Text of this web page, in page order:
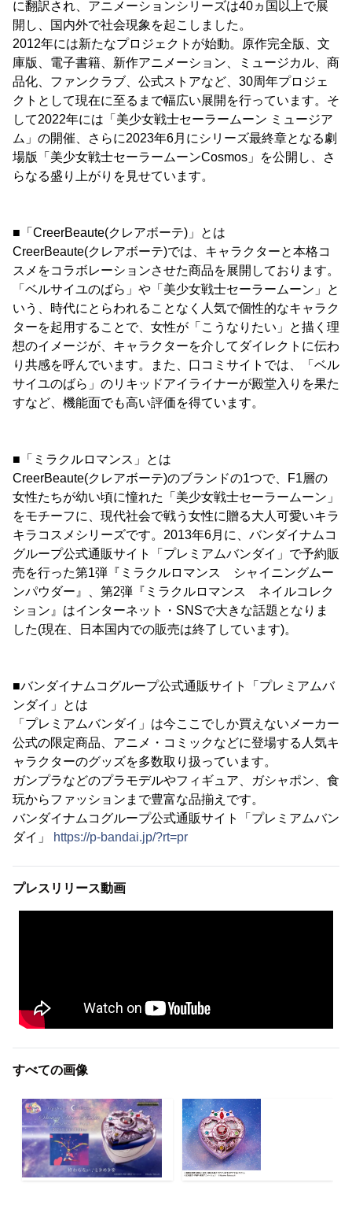
に翻訳され、アニメーションシリーズは40ヵ国以上で展
開し、国内外で社会現象を起こしました。
2012年には新たなプロジェクトが始動。原作完全版、文
庫版、電子書籍、新作アニメーション、ミュージカル、商
品化、ファンクラブ、公式ストアなど、30周年プロジェ
クトとして現在に至るまで幅広い展開を行っています。そ
して2022年には「美少女戦士セーラームーン ミュージア
ム」の開催、さらに2023年6月にシリーズ最終章となる劇
場版「美少女戦士セーラームーンCosmos」を公開し、さ
らなる盛り上がりを見せています。
■「CreerBeaute(クレアボーテ)」とは
CreerBeaute(クレアボーテ)では、キャラクターと本格コ
スメをコラボレーションさせた商品を展開しております。
「ベルサイユのばら」や「美少女戦士セーラームーン」と
いう、時代にとらわれることなく人気で個性的なキャラク
ターを起用することで、女性が「こうなりたい」と描く理
想のイメージが、キャラクターを介してダイレクトに伝わ
り共感を呼んでいます。また、口コミサイトでは、「ベル
サイユのばら」のリキッドアイライナーが殿堂入りを果た
すなど、機能面でも高い評価を得ています。
■「ミラクルロマンス」とは
CreerBeaute(クレアボーテ)のブランドの1つで、F1層の
女性たちが幼い頃に憧れた「美少女戦士セーラームーン」
をモチーフに、現代社会で戦う女性に贈る大人可愛いキラ
キラコスメシリーズです。2013年6月に、バンダイナムコ
グループ公式通販サイト「プレミアムバンダイ」で予約販
売を行った第1弾『ミラクルロマンス シャイニングムー
ンパウダー』、第2弾『ミラクルロマンス ネイルコレク
ション』はインターネット・SNSで大きな話題となりま
した(現在、日本国内での販売は終了しています)。
■バンダイナムコグループ公式通販サイト「プレミアムバ
ンダイ」とは
「プレミアムバンダイ」は今ここでしか買えないメーカー
公式の限定商品、アニメ・コミックなどに登場する人気キ
ャラクターのグッズを多数取り扱っています。
ガンプラなどのプラモデルやフィギュア、ガシャポン、食
玩からファッションまで豊富な品揃えです。
バンダイナムコグループ公式通販サイト「プレミアムバン
ダイ」
https://p-bandai.jp/?rt=pr
プレスリリース動画
すべての画像